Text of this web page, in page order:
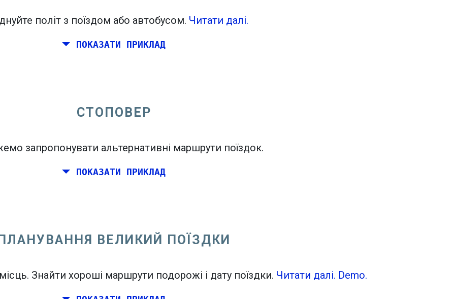
політ з поїздом або автобусом. Читати далі.
ПОКАЗАТИ ПРИКЛАД
або
В одну сторону
open_in_new
СТОПОВЕР
запропонувати альтернативні маршрути поїздок.
ПОКАЗАТИ ПРИКЛАД
ПЛАНУВАННЯ ВЕЛИКИЙ ПОЇЗДКИ
Знайти хороші маршрути подорожі і дату поїздки. Читати далі. Demo.